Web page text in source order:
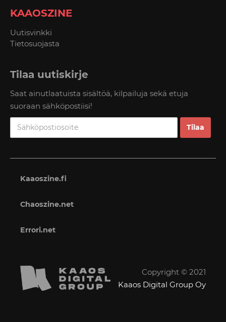
KAAOSZINE
Uutisvinkki
Tietosuojasta
Tilaa uutiskirje
Saat ainutlaatuista sisältöä, kilpailuja sekä etuja
suoraan sähköpostiisi!
Kaaoszine.fi
Chaoszine.net
Errori.net
Copyright © 2021
Kaaos Digital Group Oy